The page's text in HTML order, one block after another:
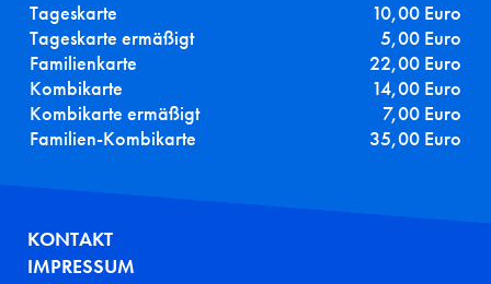
Tageskarte
10,00 Euro
Tageskarte ermäßigt
5,00 Euro
Familienkarte
22,00 Euro
Kombikarte
14,00 Euro
Kombikarte ermäßigt
7,00 Euro
Familien-Kombikarte
35,00 Euro
FUSSZEILE
KONTAKT
IMPRESSUM